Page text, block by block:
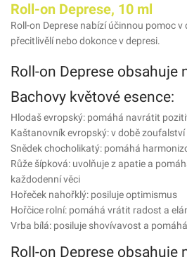
Roll-on Deprese, 10 ml
Roll-on Deprese nabízí účinnou pomoc v
přecitlivělí nebo dokonce v depresi.
Roll-on Deprese obsahuje
Bachovy květové esence:
Hlodaš evropský: pomáhá navrátit
Kaštanovník evropský: v době
Snědek chocholikatý: pomáhá
Růže šípková: uvolňuje z apatie a
každodenní věci
Hořeček nahořklý: posiluje optimismus
Hořčice rolní: pomáhá vrátit radost a
Vrba bílá: posiluje shovívavost a
Roll-on Deprese obsahuje